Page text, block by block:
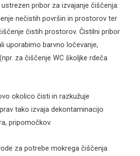
pribor za izvajanje čiščenja:
nečistih površin in prostorov ter
čistih prostorov. Čistilni pribor
uporabimo barvno ločevanje,
za čiščenje WC školjke rdeča
okolico čisti in razkužuje
tako izvaja dekontaminacijo
pripomočkov.
za potrebe mokrega čiščenja